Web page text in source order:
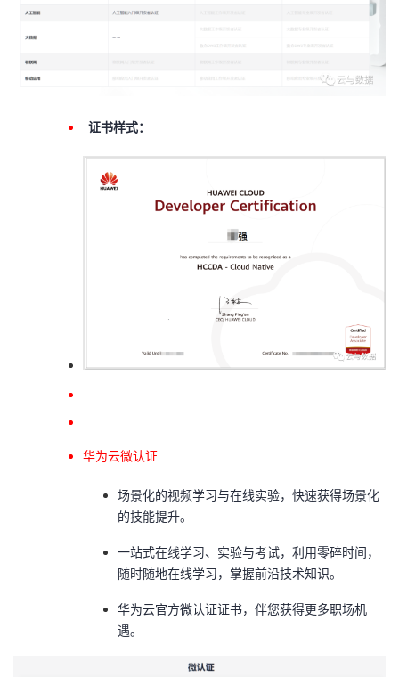
证书样式：
华为云微认证
场景化的视频学习与在线实验，快速获得场景化
的技能提升。
一站式在线学习、实验与考试，利用零碎时间，
随时随地在线学习，掌握前沿技术知识。
华为云官方微认证证书，伴您获得更多职场机
遇。